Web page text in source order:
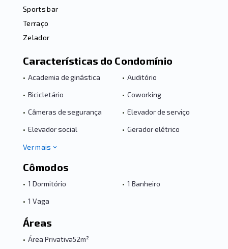
Sports bar
Terraço
Zelador
Características do Condomínio
• Academia de ginástica • Auditório
• Bicicletário • Coworking
• Câmeras de segurança • Elevador de serviço
• Elevador social • Gerador elétrico
Ver mais
Cômodos
• 1 Dormitório • 1 Banheiro
• 1 Vaga
Áreas
• Área Privativa52m²